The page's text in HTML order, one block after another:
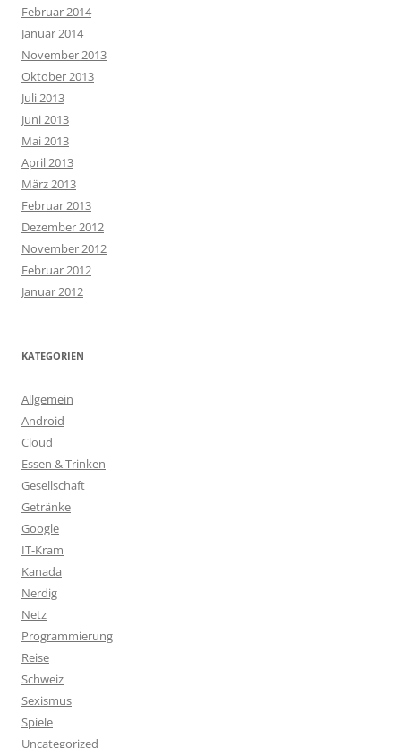
Februar 2014
Januar 2014
November 2013
Oktober 2013
Juli 2013
Juni 2013
Mai 2013
April 2013
März 2013
Februar 2013
Dezember 2012
November 2012
Februar 2012
Januar 2012
KATEGORIEN
Allgemein
Android
Cloud
Essen & Trinken
Gesellschaft
Getränke
Google
IT-Kram
Kanada
Nerdig
Netz
Programmierung
Reise
Schweiz
Sexismus
Spiele
Uncategorized